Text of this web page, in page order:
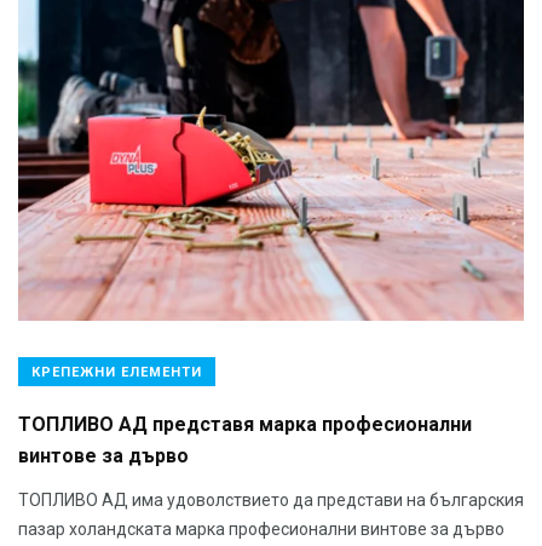
КРЕПЕЖНИ ЕЛЕМЕНТИ
ТОПЛИВО АД представя марка професионални
винтове за дърво
ТОПЛИВО АД има удоволствието да представи на българския
пазар холандската марка професионални винтове за дърво